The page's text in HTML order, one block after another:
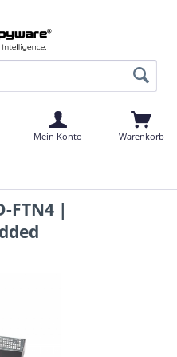
Mein Konto Warenkorb
FTN4 |